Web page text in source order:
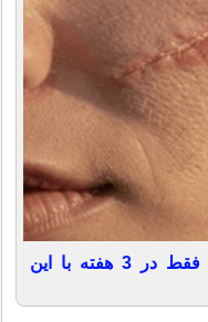
کاهش چشمگیر جای زخم و بخیه فقط در 3 هفته با این